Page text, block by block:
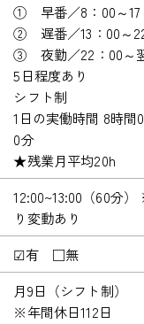
① 早番／8：00～17
② 遅番／13：00～
③ 夜勤／22：00～
5日程度あり
シフト制
1日の実働時間 8時間
0分
★残業月平均20h
12:00~13:00（60分
り変動あり
☑有 □無
月9日（シフト制）
※年間休日112日